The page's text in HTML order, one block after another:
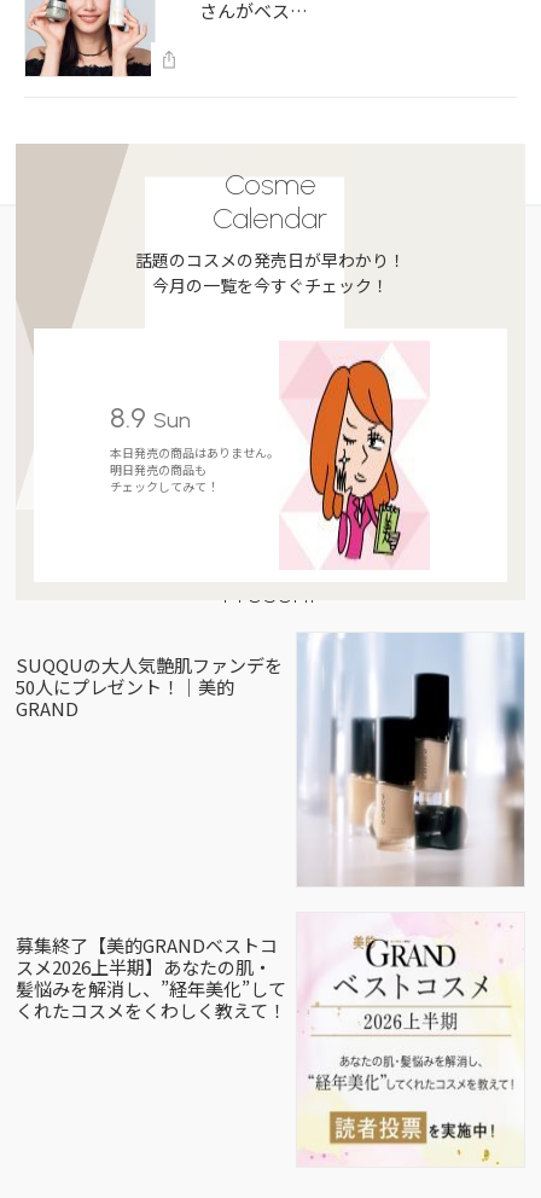
さんがベス…
Cosme
Calendar
話題のコスメの発売日が早わかり！
今月の一覧を今すぐチェック！
8.9 Sun
本日発売の商品はありません。
明日発売の商品も
チェックしてみて！
Present
SUQQUの大人気艶肌ファンデを
50人にプレゼント！｜美的
GRAND
募集終了【美的GRANDベストコ
スメ2026上半期】あなたの肌・
髪悩みを解消し、”経年美化”して
くれたコスメをくわしく教えて！